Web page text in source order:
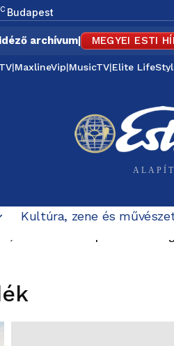
C Budapest
archívum| MEGYEI ESTI
|MaxlineVip|MusicTV|Elite
Kultúra, zene és
hatvanéves Púpos –